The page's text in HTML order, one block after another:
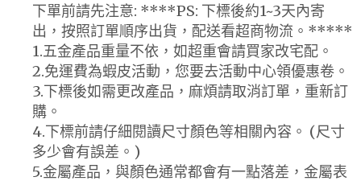
下單前請先注意: ****PS: 下標後約1~3天內寄
出，按照訂單順序出貨，配送看超商物流。*****
1.五金產品重量不依，如超重會請買家改宅配。
2.免運費為蝦皮活動，您要去活動中心領優惠卷。
3.下標後如需更改產品，麻煩請取消訂單，重新訂
購。
4.下標前請仔細閱讀尺寸顏色等相關內容。 (尺寸
多少會有誤差。)
5.金屬產品，與顏色通常都會有一點落差，金屬表